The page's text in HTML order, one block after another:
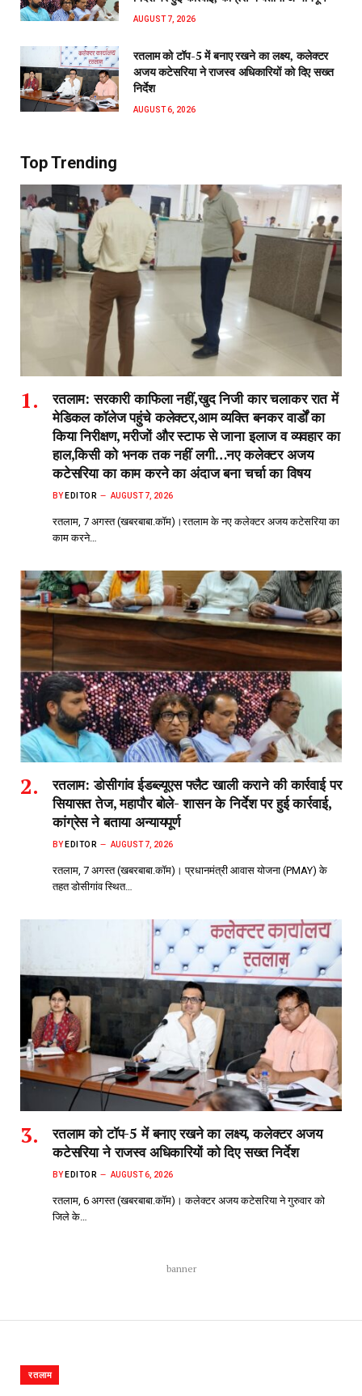
AUGUST 7, 2026
रतलाम को टॉप-5 में बनाए रखने का लक्ष्य, कलेक्टर
अजय कटेसरिया ने राजस्व अधिकारियों को दिए सख्त
निर्देश
AUGUST 6, 2026
Top Trending
रतलाम: सरकारी काफिला नहीं,खुद निजी कार चलाकर रात में
मेडिकल कॉलेज पहुंचे कलेक्टर,आम व्यक्ति बनकर वार्डों का
किया निरीक्षण, मरीजों और स्टाफ से जाना इलाज व व्यवहार का
हाल,किसी को भनक तक नहीं लगी…नए कलेक्टर अजय
कटेसरिया का काम करने का अंदाज बना चर्चा का विषय
BY EDITOR AUGUST 7, 2026
रतलाम, 7 अगस्त (खबरबाबा.कॉम)।रतलाम के नए कलेक्टर अजय कटेसरिया का
काम करने…
रतलाम: डोसीगांव ईडब्ल्यूएस फ्लैट खाली कराने की कार्रवाई पर
सियासत तेज, महापौर बोले- शासन के निर्देश पर हुई कार्रवाई,
कांग्रेस ने बताया अन्यायपूर्ण
BY EDITOR AUGUST 7, 2026
रतलाम, 7 अगस्त (खबरबाबा.कॉम)। प्रधानमंत्री आवास योजना (PMAY) के
तहत डोसीगांव स्थित…
रतलाम को टॉप-5 में बनाए रखने का लक्ष्य, कलेक्टर अजय
कटेसरिया ने राजस्व अधिकारियों को दिए सख्त निर्देश
BY EDITOR AUGUST 6, 2026
रतलाम, 6 अगस्त (खबरबाबा.कॉम)। कलेक्टर अजय कटेसरिया ने गुरुवार को
जिले के…
banner
रतलाम